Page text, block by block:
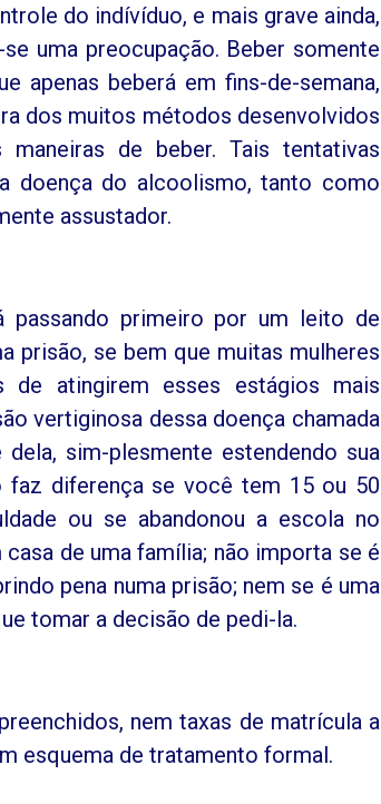
do indívíduo, e mais grave ainda,
uma preocupação. Beber somente
apenas beberá em fins-de-semana,
dos muitos métodos desenvolvidos
de beber. Tais tentativas
doença do alcoolismo, tanto como
assustador.
primeiro por um leito de
prisão, se bem que muitas mulheres
de atingirem esses estágios mais
vertiginosa dessa doença chamada
sim-plesmente estendendo sua
faz diferença se você tem 15 ou 50
ou se abandonou a escola no
de uma família; não importa se é
pena numa prisão; nem se é uma
tomar a decisão de pedi-la.
nem taxas de matrícula a
esquema de tratamento formal.